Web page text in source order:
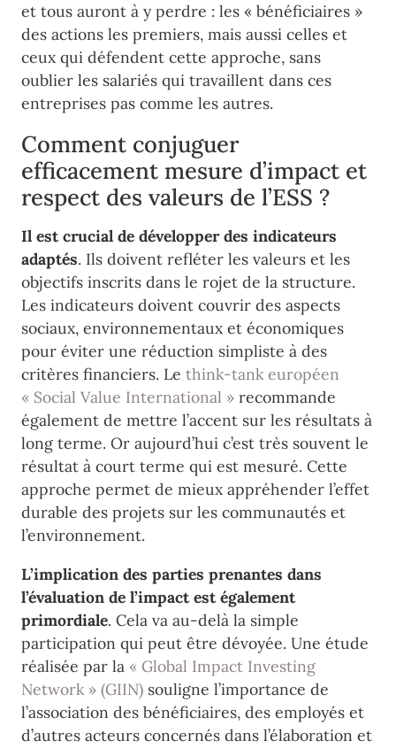
et tous auront à y perdre : les « bénéficiaires »
des actions les premiers, mais aussi celles et
ceux qui défendent cette approche, sans
oublier les salariés qui travaillent dans ces
entreprises pas comme les autres.
Comment conjuguer
efficacement mesure d’impact et
respect des valeurs de l’ESS ?
Il est crucial de développer des indicateurs
adaptés. Ils doivent refléter les valeurs et les
objectifs inscrits dans le rojet de la structure.
Les indicateurs doivent couvrir des aspects
sociaux, environnementaux et économiques
pour éviter une réduction simpliste à des
critères financiers. Le think-tank européen
« Social Value International » recommande
également de mettre l’accent sur les résultats à
long terme. Or aujourd’hui c’est très souvent le
résultat à court terme qui est mesuré. Cette
approche permet de mieux appréhender l’effet
durable des projets sur les communautés et
l’environnement.
L’implication des parties prenantes dans
l’évaluation de l’impact est également
primordiale. Cela va au-delà la simple
participation qui peut être dévoyée. Une étude
réalisée par la « Global Impact Investing
Network » (GIIN) souligne l’importance de
l’association des bénéficiaires, des employés et
d’autres acteurs concernés dans l’élaboration et